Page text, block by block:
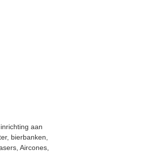
aan
bierbanken,
Aircones,